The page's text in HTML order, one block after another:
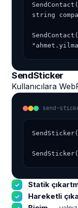
string
SendSticker
Kullanıcılara
send-
Statik
Hareketli